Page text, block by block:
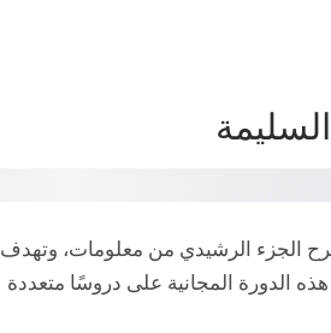
الجزء الرشيدي من معلومات، وتهدف
هذه الدورة المجانية على دروسًا متعددة